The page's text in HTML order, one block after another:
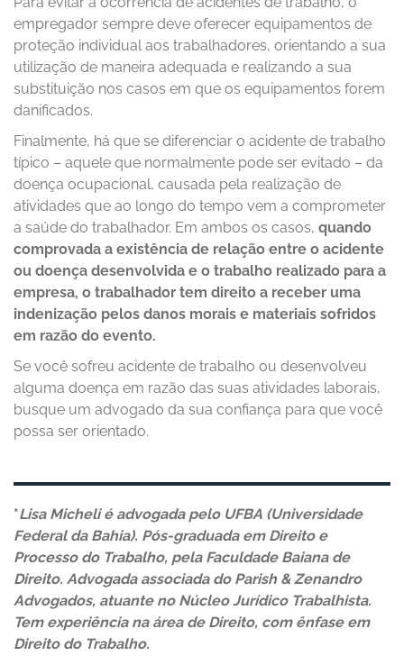
empregador sempre deve oferecer equipamentos de
proteção individual aos trabalhadores, orientando a sua
utilização de maneira adequada e realizando a sua
substituição nos casos em que os equipamentos forem
danificados.
Finalmente, há que se diferenciar o acidente de trabalho
típico – aquele que normalmente pode ser evitado – da
doença ocupacional, causada pela realização de
atividades que ao longo do tempo vem a comprometer
a saúde do trabalhador. Em ambos os casos, quando
comprovada a existência de relação entre o acidente
ou doença desenvolvida e o trabalho realizado para a
empresa, o trabalhador tem direito a receber uma
indenização pelos danos morais e materiais sofridos
em razão do evento.
Se você sofreu acidente de trabalho ou desenvolveu
alguma doença em razão das suas atividades laborais,
busque um advogado da sua confiança para que você
possa ser orientado.
*Lisa Micheli é advogada pelo UFBA (Universidade
Federal da Bahia). Pós-graduada em Direito e
Processo do Trabalho, pela Faculdade Baiana de
Direito. Advogada associada do Parish & Zenandro
Advogados, atuante no Núcleo Jurídico Trabalhista.
Tem experiência na área de Direito, com ênfase em
Direito do Trabalho.